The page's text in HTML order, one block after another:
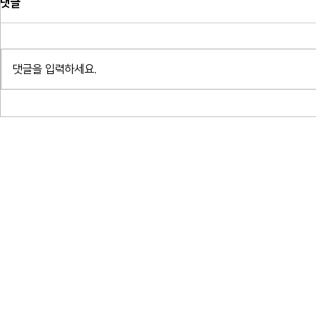
댓글
댓글을 입력하세요.